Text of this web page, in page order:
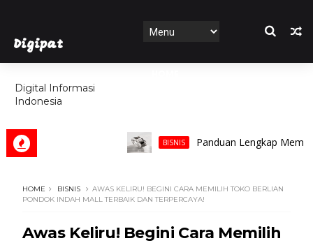
Digipat
Digital Informasi
Indonesia
FEATURES
BISNIS Panduan Lengkap Memilih
HOME BISNIS
AWAS KELIRU! BEGINI CARA MEMILIH TOKO BERLIAN
PONDOK INDAH MALL TERBAIK DAN TERPERCAYA!
Awas Keliru! Begini Cara Memilih